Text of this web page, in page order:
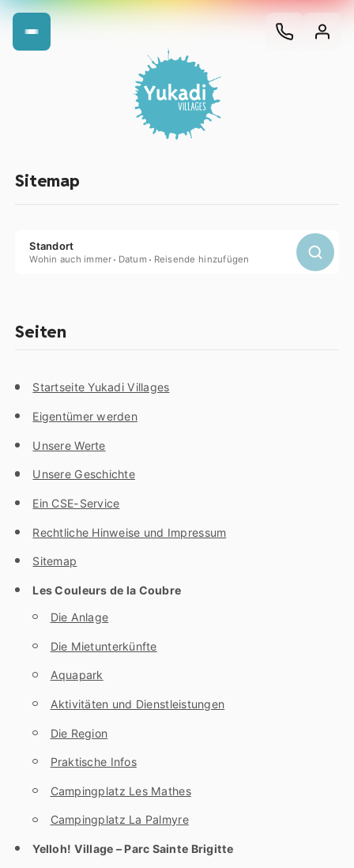
Sitemap
Standort
Wohin auch immer Datum Reisende hinzufügen
Seiten
Startseite Yukadi Villages
Eigentümer werden
Unsere Werte
Unsere Geschichte
Ein CSE-Service
Rechtliche Hinweise und Impressum
Sitemap
Les Couleurs de la Coubre
Die Anlage
Die Mietunterkünfte
Aquapark
Aktivitäten und Dienstleistungen
Die Region
Praktische Infos
Campingplatz Les Mathes
Campingplatz La Palmyre
Yelloh! Village – Parc Sainte Brigitte